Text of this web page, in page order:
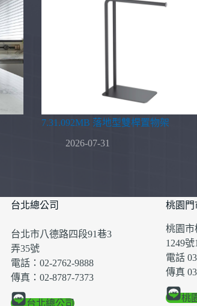
7.31.092MB 落地型雙桿置物架
2026-07-31
台北總公司
台北市八德路四段91巷3
弄35號
電話：02-2762-9888
傳真：02-8787-7373
台北總公司
桃園門
桃園市
1249
電話
傳真
桃